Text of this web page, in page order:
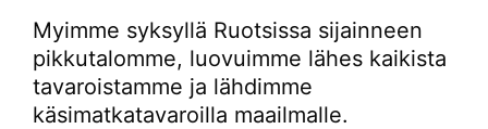
Myimme syksyllä Ruotsissa sijainneen
pikkutalomme, luovuimme lähes kaikista
tavaroistamme ja lähdimme
käsimatkatavaroilla maailmalle.